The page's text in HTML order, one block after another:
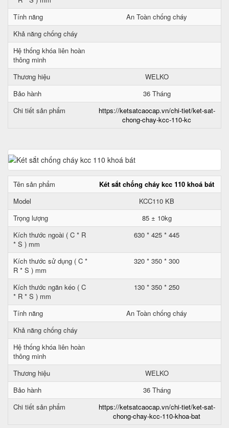
Tính năng
An Toàn chống cháy
Khả năng chống cháy
Hệ thống khóa liên hoàn
thông minh
Thương hiệu
WELKO
Bảo hành
36 Tháng
Chi tiết sản phẩm
https://ketsatcaocap.vn/chi-tiet/ket-sat-
chong-chay-kcc-110-kc
Tên sản phẩm
Két sắt chống cháy kcc 110 khoá bát
Model
KCC110 KB
Trọng lượng
85 ± 10kg
Kích thước ngoài ( C * R
* S ) mm
630 * 425 * 445
Kích thước sử dụng ( C *
R * S ) mm
320 * 350 * 300
Kích thước ngăn kéo ( C
* R * S ) mm
130 * 350 * 250
Tính năng
An Toàn chống cháy
Khả năng chống cháy
Hệ thống khóa liên hoàn
thông minh
Thương hiệu
WELKO
Bảo hành
36 Tháng
Chi tiết sản phẩm
https://ketsatcaocap.vn/chi-tiet/ket-sat-
chong-chay-kcc-110-khoa-bat